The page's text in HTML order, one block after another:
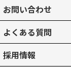
お問い合わせ
よくある質問
採用情報